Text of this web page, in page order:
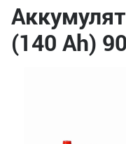
(140 Ah)